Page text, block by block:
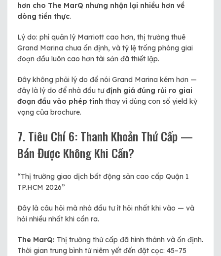
hơn cho The MarQ nhưng nhận lại nhiều hơn về
dòng tiền thực.
Lý do: phí quản lý Marriott cao hơn, thị trường thuê
Grand Marina chưa ổn định, và tỷ lệ trống phòng giai
đoạn đầu luôn cao hơn tài sản đã thiết lập.
Đây không phải lý do để nói Grand Marina kém hơn —
đây là lý do để nhà đầu tưđịnh giá đúng rủi ro giai
đoạn đầu vào phép tính thay vì dùng con số yield kỳ
vọng của brochure.
7. Tiêu Chí 6: Thanh Khoản Thứ Cấp —
Bán Được Không Khi Cần?
“Thị trường giao dịch bất động sản cao cấp Quận 1
TP.HCM 2026”
Đây là câu hỏi mà nhà đầu tư ít hỏi nhất khi vào — và
hỏi nhiều nhất khi cần ra.
The MarQ: Thị trường thứ cấp đã hình thành và ổn định.
Thời gian trung bình từ niêm yết đến đặt cọc: 45–75